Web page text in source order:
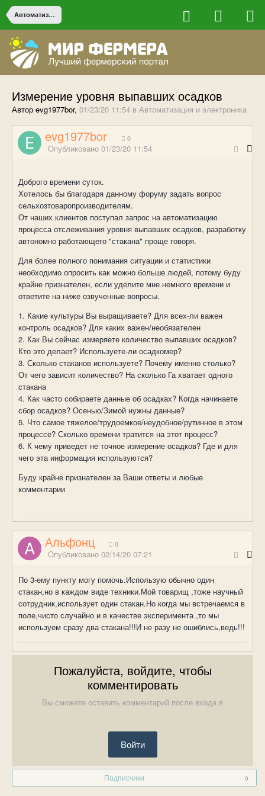
Автоматизация и электроника
Измерение уровня выпавших осадков
Автор evg1977bor, 01/23/20 11:54 в Автоматизация и электроника
evg1977bor 0
Опубликовано 01/23/20 11:54
Доброго времени суток.
Хотелось бы благодаря данному форуму задать вопрос
сельхозтоваропроизводителям.
От наших клиентов поступал запрос на автоматизацию
процесса отслеживания уровня выпавших осадков, разработку
автономно работающего "стакана" проще говоря.
Для более полного понимания ситуации и статистики
необходимо опросить как можно больше людей, потому буду
крайне признателен, если уделите мне немного времени и
ответите на ниже озвученные вопросы.
1. Какие культуры Вы выращиваете? Для всех-ли важен
контроль осадков? Для каких важен/необязателен
2. Как Вы сейчас измеряете количество выпавших осадков?
Кто это делает? Используете-ли осадкомер?
3. Сколько стаканов используете? Почему именно столько?
От чего зависит количество? На сколько Га хватает одного
стакана
4. Как часто собираете данные об осадках? Когда начинаете
сбор осадков? Осенью/Зимой нужны данные?
5. Что самое тяжелое/трудоемкое/неудобное/рутинное в этом
процессе? Сколько времени тратится на этот процесс?
6. К чему приведет не точное измерение осадков? Где и для
чего эта информация используются?
Буду крайне признателен за Ваши ответы и любые
комментарии
Альфонц 0
Опубликовано 02/14/20 07:21
По 3-ему пункту могу помочь.Использую обычно один
стакан,но в каждом виде техники.Мой товарищ ,тоже научный
сотрудник,использует один стакан.Но когда мы встречаемся в
поле,чисто случайно и в качестве эксперимента ,то мы
используем сразу два стакана!!!И не разу не ошиблись,ведь!!!
Пожалуйста, войдите, чтобы
комментировать
Вы сможете оставить комментарий после входа в
Войти
Подписчики 0